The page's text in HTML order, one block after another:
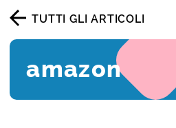
TUTTI GLI ARTICOLI
amazon